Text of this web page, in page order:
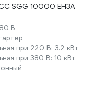
SGG 10000 EH3A
В
при 220 В: 3.2 кВт
при 380 В: 10 кВт